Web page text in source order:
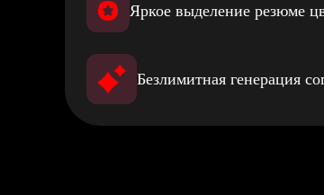
Яркое выделение резюме
Безлимитная генерация